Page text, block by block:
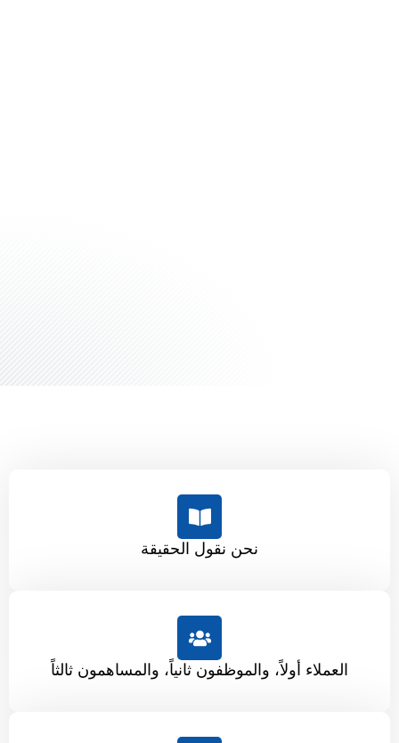
نحن نقول الحقيقة
العملاء أولاً، والموظفون ثانياً، والمساهمون ثالثاً